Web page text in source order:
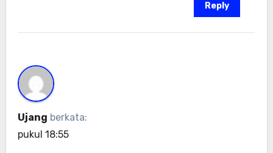
Reply
Ujang berkata:
pukul 18:55